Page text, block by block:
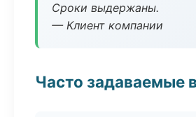
Сроки выдержаны.
— Клиент компании
Часто задаваемые